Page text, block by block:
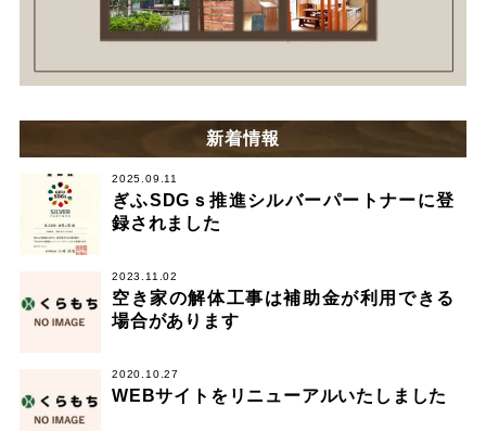
新着情報
2025.09.11
ぎふSDGｓ推進シルバーパートナーに登
録されました
2023.11.02
空き家の解体工事は補助金が利用できる
場合があります
2020.10.27
WEBサイトをリニューアルいたしました